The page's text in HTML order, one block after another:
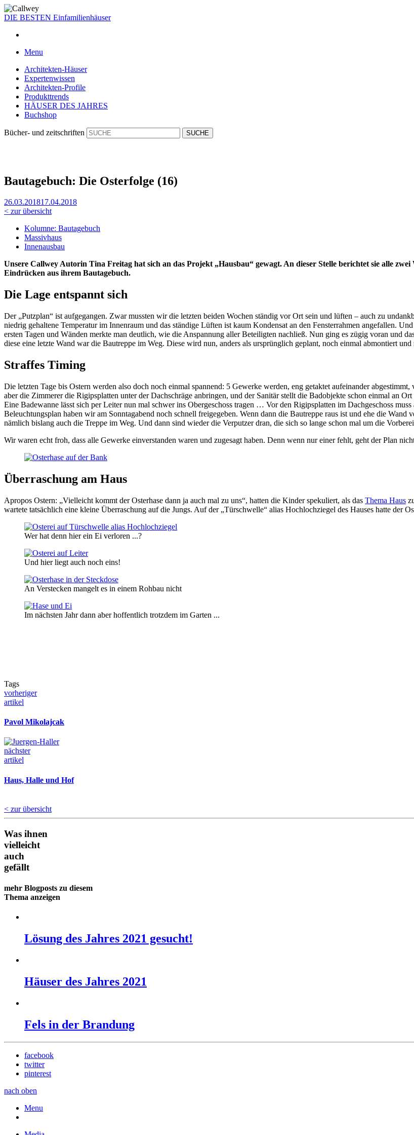
DIE BESTEN Einfamilienhäuser
Menu
Architekten-Häuser
Expertenwissen
Architekten-Profile
Produkttrends
HÄUSER DES JAHRES
Buchshop
Bücher- und zeitschriften
Bautagebuch: Die Osterfolge (16)
26.03.201817.04.2018
< zur übersicht
Kolumne: Bautagebuch
Massivhaus
Innenausbau
Unsere Callwey Autorin Tina Freitag hat sich an das Projekt „Hausbau“ gewagt. An dieser Stelle berichtet sie alle
Eindrücken aus ihrem Bautagebuch.
Die Lage entspannt sich
Der „Putzplan“ ist aufgegangen. Zwar mussten wir die letzten beiden Wochen ständig vor Ort sein und lüften – auch zu
niedrig gehaltene Temperatur im Innenraum und das ständige Lüften ist kaum Kondensat an den Fensterrahmen angefallen.
ersten Tagen und Wänden merkte man deutlich, wie die Anspannung aller Beteiligten nachließ. Nun ging es zügig voran und
diese eine letzte Wand war die Bautreppe im Weg. Diese wird nun, anders als ursprünglich geplant, noch einmal abmontiert
Straffes Timing
Die letzten Tage bis Ostern werden also doch noch einmal spannend: 5 Gewerke werden, eng getaktet aufeinander
aber die Zimmerer die Rigipsplatten unter der Dachschräge anbringen, und der Sanitär stellt die Badobjekte schon einmal an
Eine Badewanne lässt sich per Leiter nun mal schwer ins Obergeschoss tragen … Vor den Rigipsplatten im Dachgeschoss
Beleuchtungsplan haben wir am Sonntagabend noch schnell freigegeben. Wenn dann die Bautreppe raus ist und ehe die
nämlich bislang auch die Treppe im Weg. Und dann sind wieder die Verputzer dran, die sich so lange schon mal um die
Wir waren echt froh, dass alle Gewerke einverstanden waren und zugesagt haben. Denn wenn nur einer fehlt, geht der Plan
Überraschung am Haus
Apropos Ostern: „Vielleicht kommt der Osterhase dann ja auch mal zu uns“, hatten die Kinder spekuliert, als das Thema Haus
wartete tatsächlich eine kleine Überraschung auf die Jungs. Auf der „Türschwelle“ alias Hochlochziegel des Hauses hatte der
Wer hat denn hier ein Ei verloren ...?
Und hier liegt auch noch eins!
An Verstecken mangelt es in einem Rohbau nicht
Im nächsten Jahr dann aber hoffentlich trotzdem im Garten ...
Tags
vorheriger
artikel
Pavol Mikolajcak
nächster
artikel
Haus, Halle und Hof
< zur übersicht
Was ihnen
vielleicht
auch
gefällt
mehr Blogposts zu diesem
Thema anzeigen
Lösung des Jahres 2021 gesucht!
Häuser des Jahres 2021
Fels in der Brandung
facebook
twitter
pinterest
nach oben
Menu